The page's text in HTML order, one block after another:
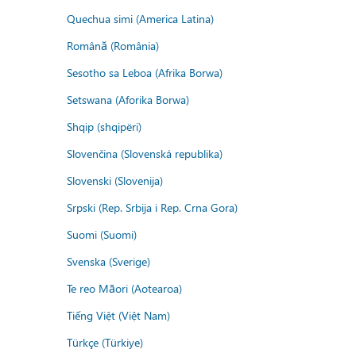
Quechua simi (America Latina)
Română (România)
Sesotho sa Leboa (Afrika Borwa)
Setswana (Aforika Borwa)
Shqip (shqipëri)
Slovenčina (Slovenská republika)
Slovenski (Slovenija)
Srpski (Rep. Srbija i Rep. Crna Gora)
Suomi (Suomi)
Svenska (Sverige)
Te reo Māori (Aotearoa)
Tiếng Việt (Việt Nam)
Türkçe (Türkiye)